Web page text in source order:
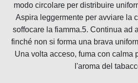
modo circolare per distribuire
Aspira leggermente per avviare la
soffocare la fiamma.5. Continua ad
finché non si forma una brava
Una volta acceso, fuma con calma
l'aroma del